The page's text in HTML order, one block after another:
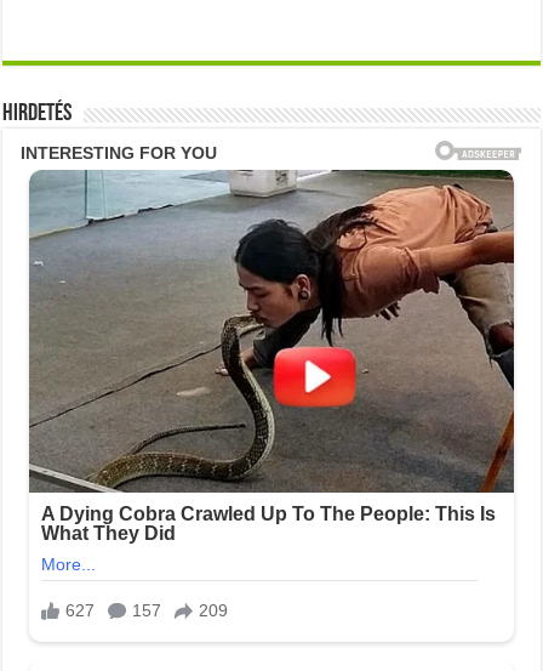
Hirdetés